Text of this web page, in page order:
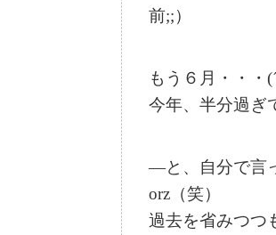
前;;）
もう６月・・・
今年、半分過ぎ
―と、自分で言
orz（笑）
過去を省みつつ